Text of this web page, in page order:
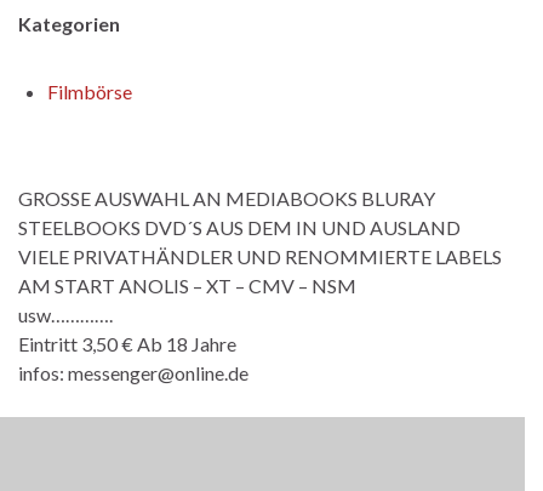
Kategorien
Filmbörse
GROSSE AUSWAHL AN MEDIABOOKS BLURAY
STEELBOOKS DVD´S AUS DEM IN UND AUSLAND
VIELE PRIVATHÄNDLER UND RENOMMIERTE LABELS
AM START ANOLIS – XT – CMV – NSM
usw………….
Eintritt 3,50 € Ab 18 Jahre
infos: messenger@online.de